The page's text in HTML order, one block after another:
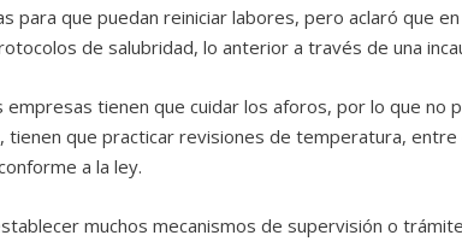
para que puedan reiniciar labores, pero aclaró que
de salubridad, lo anterior a través de una
empresas tienen que cuidar los aforos, por lo que
tienen que practicar revisiones de temperatura,
a la ley.
muchos mecanismos de supervisión o